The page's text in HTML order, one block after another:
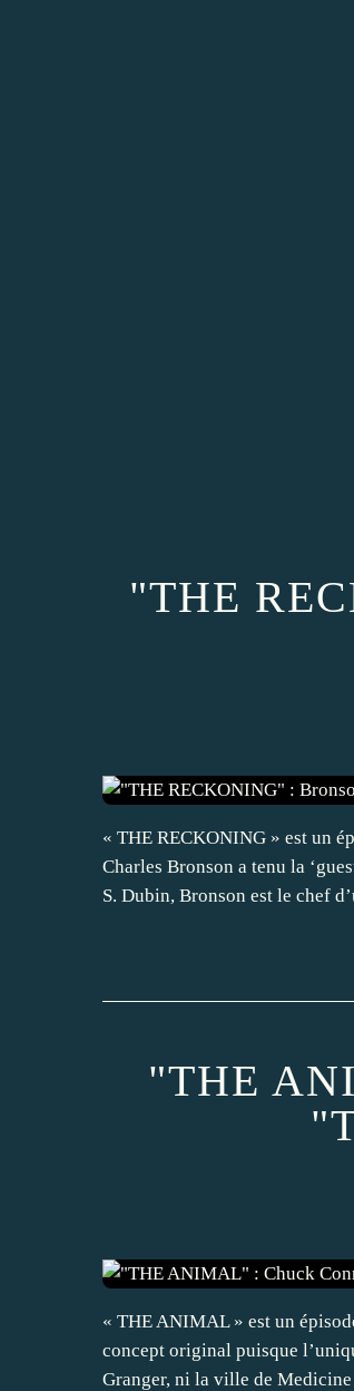
"THE
« THE RECKONING » est un
Charles Bronson a tenu la
S. Dubin, Bronson est le chef
"THE
« THE ANIMAL » est un
concept original puisque
Granger, ni la ville de